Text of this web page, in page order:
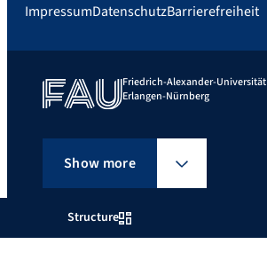
Structure
ImpressumDatenschutzBarrierefreiheit
Friedrich-Alexander-Universität
Erlangen-Nürnberg
Show more